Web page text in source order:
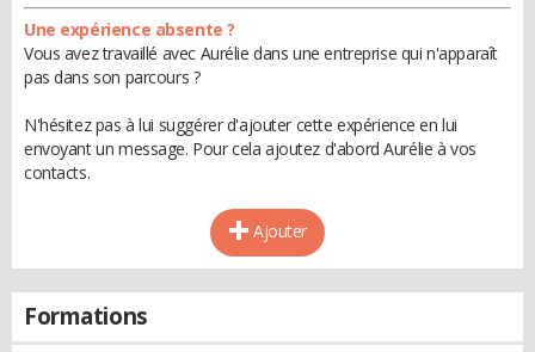
Une expérience absente ?
Vous avez travaillé avec Aurélie dans une entreprise qui n'apparaît
pas dans son parcours ?
N'hésitez pas à lui suggérer d'ajouter cette expérience en lui
envoyant un message. Pour cela ajoutez d'abord Aurélie à vos
contacts.
Ajouter
Formations